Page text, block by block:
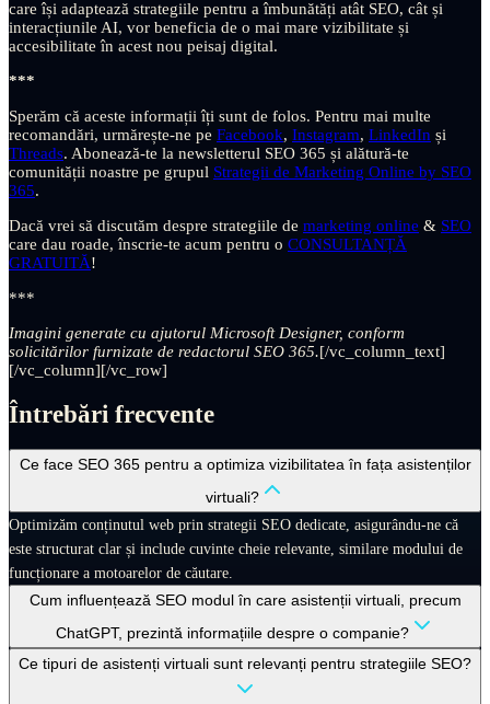
care își adaptează strategiile pentru a îmbunătăți atât SEO, cât și
interacțiunile AI, vor beneficia de o mai mare vizibilitate și
accesibilitate în acest nou peisaj digital.
***
Sperăm că aceste informații îți sunt de folos. Pentru mai multe
recomandări, urmărește-ne pe Facebook, Instagram, LinkedIn și
Threads. Abonează-te la newsletterul SEO 365 și alătură-te
comunității noastre pe grupul Strategii de Marketing Online by SEO
365.
Dacă vrei să discutăm despre strategiile de marketing online & SEO
care dau roade, înscrie-te acum pentru o CONSULTANȚĂ
GRATUITĂ!
***
Imagini generate cu ajutorul Microsoft Designer, conform
solicitărilor furnizate de redactorul SEO 365.[/vc_column_text]
[/vc_column][/vc_row]
Întrebări frecvente
Ce face SEO 365 pentru a optimiza vizibilitatea în fața asistenților
virtuali?
Optimizăm conținutul web prin strategii SEO dedicate, asigurându-ne că
este structurat clar și include cuvinte cheie relevante, similare modului de
funcționare a motoarelor de căutare.
Cum influențează SEO modul în care asistenții virtuali, precum
ChatGPT, prezintă informațiile despre o companie?
Ce tipuri de asistenți virtuali sunt relevanți pentru strategiile SEO?